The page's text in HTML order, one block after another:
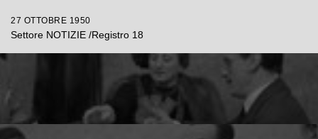
27 OTTOBRE 1950
Settore NOTIZIE /Registro 18